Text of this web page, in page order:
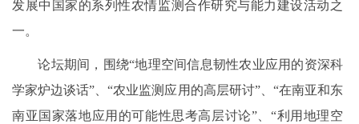
发展中国家的系列性农情监测合作研究与能力建设活动之
一。
论坛期间，围绕“地理空间信息韧性农业应用的资深科
学家炉边谈话”、“农业监测应用的高层研讨”、“在南亚和东
南亚国家落地应用的可能性思考高层讨论”、“利用地理空